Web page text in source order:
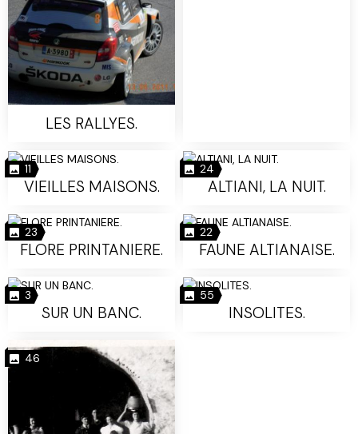
LES RALLYES.
11
VIEILLES MAISONS.
24
ALTIANI, LA NUIT.
23
FLORE PRINTANIERE.
22
FAUNE ALTIANAISE.
3
SUR UN BANC.
55
INSOLITES.
46